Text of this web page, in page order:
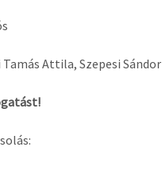
Attila, Szepesi Sándor